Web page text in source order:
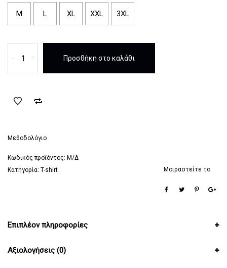
M L XL XXL 3XL
-
shirt
Emerson
Charcoal
+ Προσθήκη στο καλάθι
Μεθοδολόγιο
Κωδικός προϊόντος: Μ/Δ
Κατηγορία: T-shirt Μοιραστείτε το
Επιπλέον πληροφορίες
Αξιολογήσεις (0)